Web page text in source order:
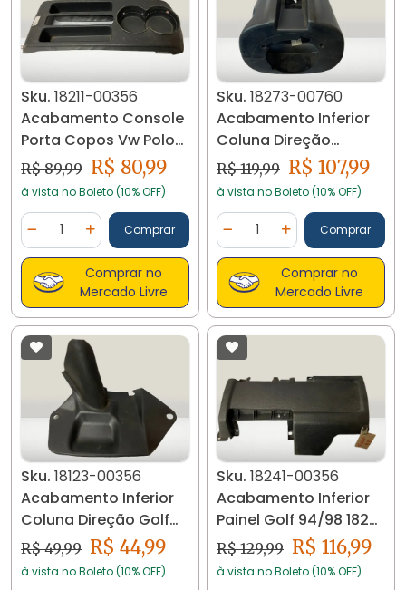
Sku. 18211-00356
Acabamento Console
Porta Copos Vw Polo
2007/2011 18211 C08
R$ 89,99 R$ 80,99
à vista no Boleto (10% OFF)
Diminuir Quantidade
Quantidade
Adicionar Quantidade
Comprar
Comprar no
Mercado Livre
Sku. 18273-00760
Acabamento Inferior
Coluna Direção
Gol/voyage G5 18273
C13
R$ 119,99 R$ 107,99
à vista no Boleto (10% OFF)
Diminuir Quantidade
Quantidade
AdicionarComprar
Comprar no
Mercado Livre
Sku. 18123-00356
Acabamento Inferior
Coluna Direção Golf
2001 18123 C02
R$ 49,99 R$ 44,99
à vista no Boleto (10% OFF)
Sku. 18241-00356
Acabamento Inferior
Painel Golf 94/98 18241
C10
R$ 129,99 R$ 116,99
à vista no Boleto (10% OFF)